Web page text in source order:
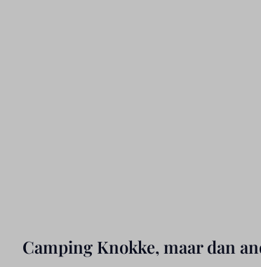
Camping Knokke, maar dan